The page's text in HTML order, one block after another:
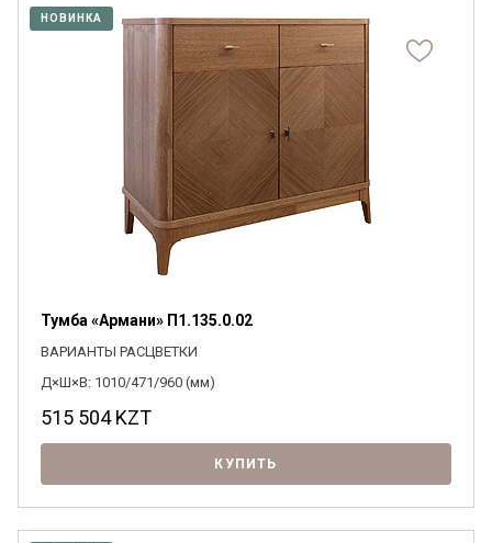
НОВИНКА
Тумба «Армани» П1.135.0.02
ВАРИАНТЫ РАСЦВЕТКИ
Д×Ш×В: 1010/471/960 (мм)
515 504KZT
КУПИТЬ